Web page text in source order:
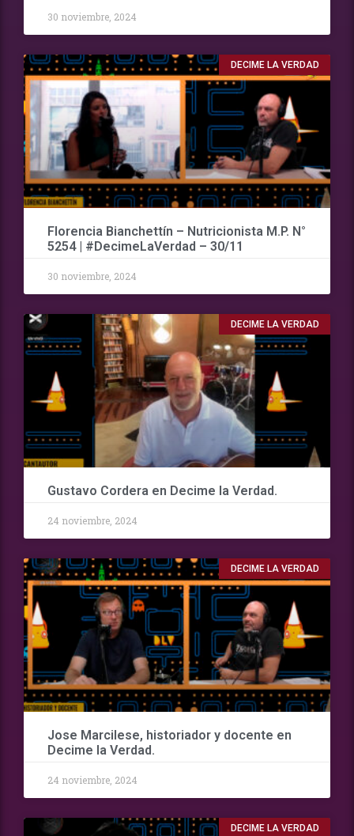
30 noviembre, 2024
DECIME LA VERDAD
Florencia Bianchettín – Nutricionista M.P. N°
5254 | #DecimeLaVerdad – 30/11
30 noviembre, 2024
DECIME LA VERDAD
Gustavo Cordera en Decime la Verdad.
24 noviembre, 2024
DECIME LA VERDAD
Jose Marcilese, historiador y docente en
Decime la Verdad.
24 noviembre, 2024
DECIME LA VERDAD